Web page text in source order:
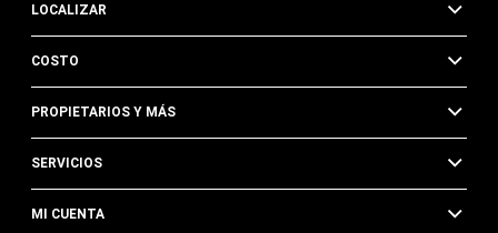
LOCALIZAR
COSTO
PROPIETARIOS Y MÁS
SERVICIOS
MI CUENTA